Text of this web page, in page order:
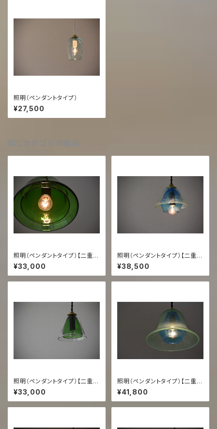
照明（ペンダントタイプ）
¥27,500
照明（ペンダントタイプ）【二重
緑/緑】
¥33,000
照明（ペンダントタイプ）【二重
うす泡/スカイ】
¥38,500
照明（ペンダントタイプ）【二重
透/緑】
¥33,000
照明（ペンダントタイプ）【二重
うす泡コーラ/スカイ】
¥41,800